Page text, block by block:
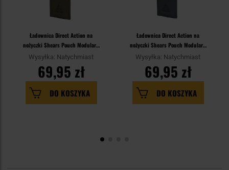
Ładownica Direct Action na
nożyczki Shears Pouch Modular -
Ranger Green
Wysyłka: Natychmiast
69,95 zł
DO KOSZYKA
Ładownica Direct Action na
nożyczki Shears Pouch Modular -
Shadow Grey
Wysyłka: Natychmiast
69,95 zł
DO KOSZYKA